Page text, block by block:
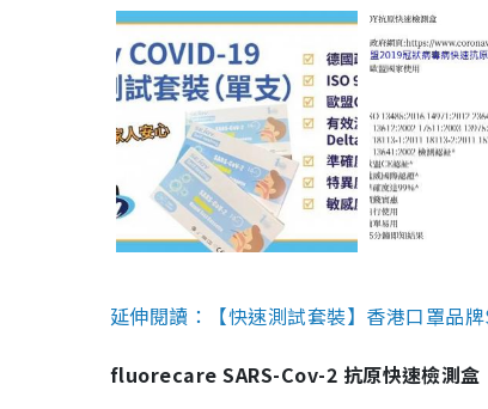
延伸閱讀：【快速測試套裝】香港口罩品
fluorecare SARS-Cov-2 抗原快速檢測盒